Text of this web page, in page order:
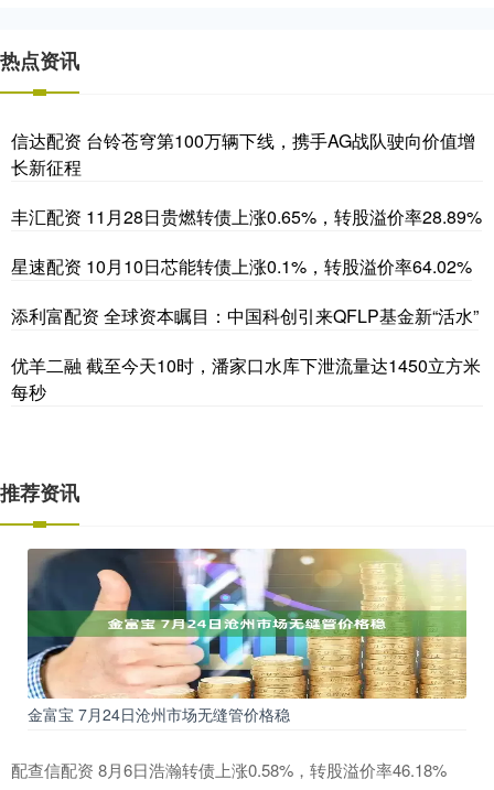
热点资讯
信达配资 台铃苍穹第100万辆下线，携手AG战队驶向价值增
长新征程
丰汇配资 11月28日贵燃转债上涨0.65%，转股溢价率28.89%
星速配资 10月10日芯能转债上涨0.1%，转股溢价率64.02%
添利富配资 全球资本瞩目：中国科创引来QFLP基金新“活水”
优羊二融 截至今天10时，潘家口水库下泄流量达1450立方米
每秒
推荐资讯
金富宝 7月24日沧州市场无缝管价格稳
配查信配资 8月6日浩瀚转债上涨0.58%，转股溢价率46.18%